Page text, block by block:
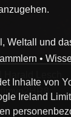
Weltall und
•
Inhalte von
Ireland